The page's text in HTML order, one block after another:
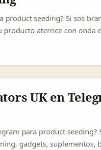
product seeding? Si sos
aterrice con onda
entiendan su cultura y
seeding es un motor de
activa y boca a boca. ...
UK en
para product seeding?
gadgets, suplementos,